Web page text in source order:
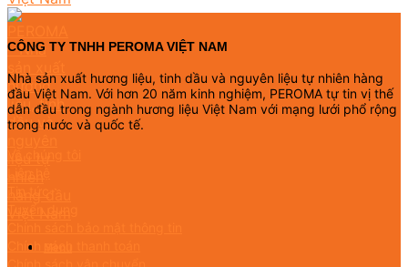
CÔNG TY TNHH PEROMA VIỆT NAM
Nhà sản xuất hương liệu, tinh dầu và nguyên liệu tự nhiên hàng
đầu Việt Nam. Với hơn 20 năm kinh nghiệm, PEROMA tự tin vị thế
dẫn đầu trong ngành hương liệu Việt Nam với mạng lưới phổ rộng
trong nước và quốc tế.
Chính sách thanh toán